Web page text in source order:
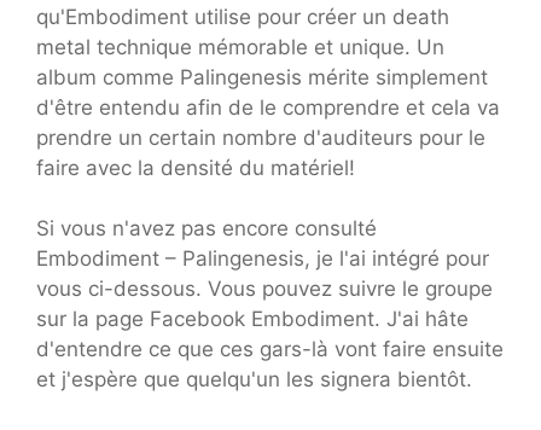
qu'Embodiment utilise pour créer un death
metal technique mémorable et unique. Un
album comme Palingenesis mérite simplement
d'être entendu afin de le comprendre et cela va
prendre un certain nombre d'auditeurs pour le
faire avec la densité du matériel!
Si vous n'avez pas encore consulté
Embodiment – Palingenesis, je l'ai intégré pour
vous ci-dessous. Vous pouvez suivre le groupe
sur la page Facebook Embodiment. J'ai hâte
d'entendre ce que ces gars-là vont faire ensuite
et j'espère que quelqu'un les signera bientôt.